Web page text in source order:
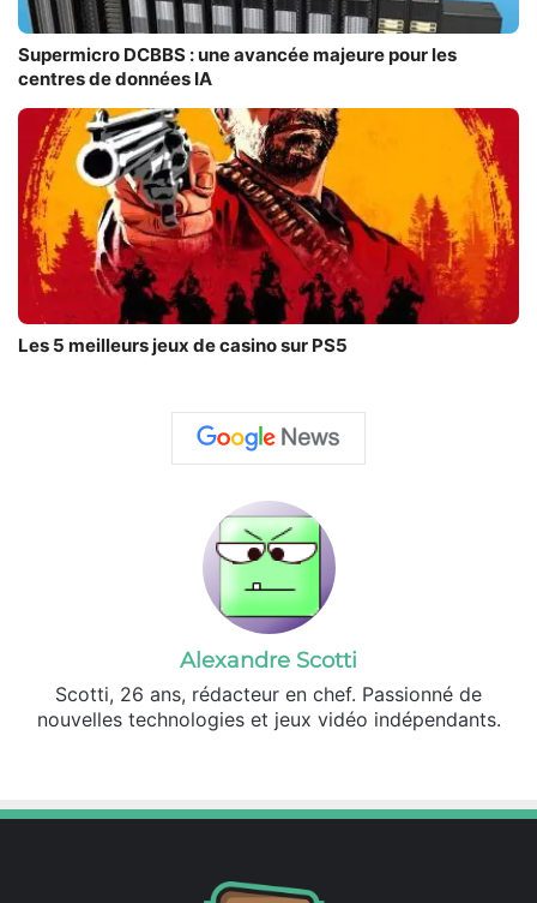
Supermicro DCBBS : une avancée majeure pour les
centres de données IA
Les 5 meilleurs jeux de casino sur PS5
Alexandre Scotti
Scotti, 26 ans, rédacteur en chef. Passionné de
nouvelles technologies et jeux vidéo indépendants.